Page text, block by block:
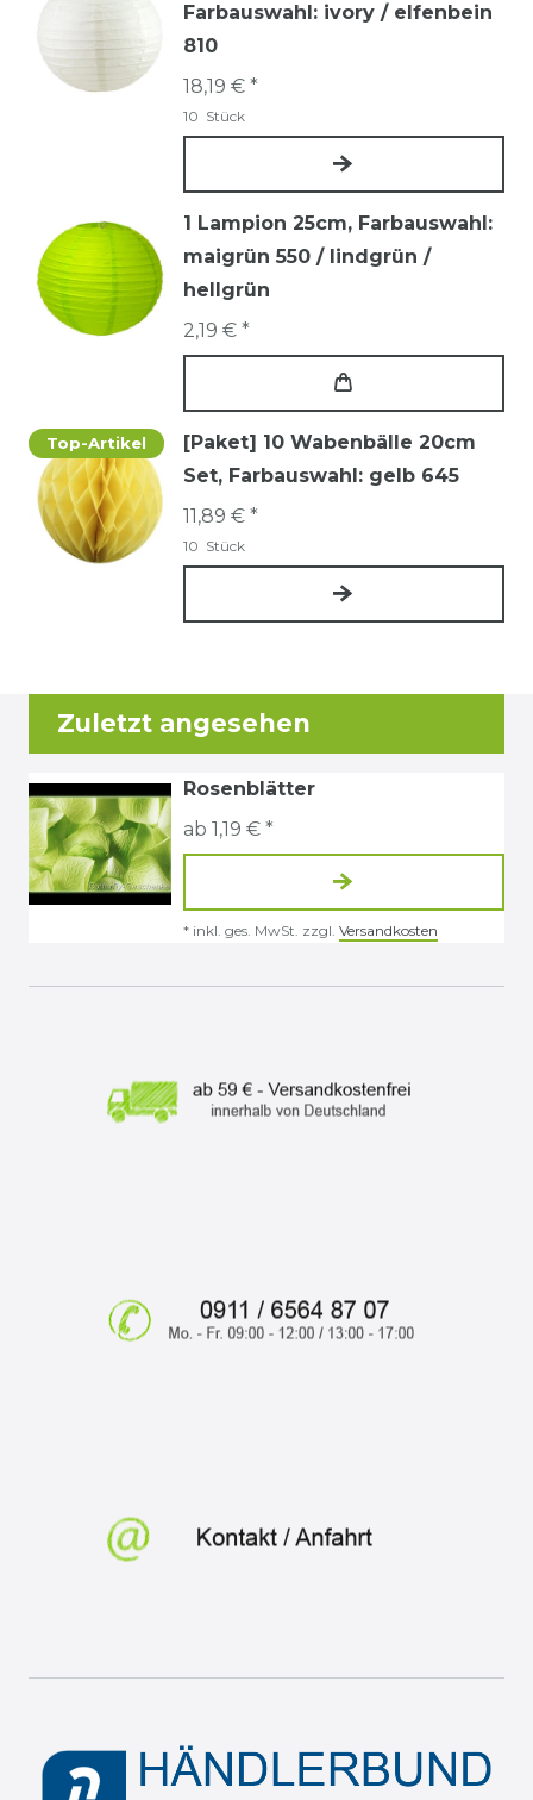
Farbauswahl: ivory / elfenbein
810
18,19 € *
10 Stück
1 Lampion 25cm, Farbauswahl:
maigrün 550 / lindgrün /
hellgrün
2,19 € *
Top-Artikel
[Paket] 10 Wabenbälle 20cm
Set, Farbauswahl: gelb 645
11,89 € *
10 Stück
Zuletzt angesehen
Rosenblätter
ab 1,19 € *
* inkl. ges. MwSt. zzgl. Versandkosten